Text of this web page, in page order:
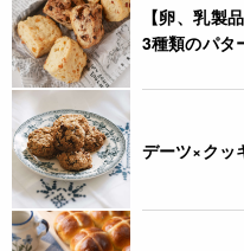
【卵、乳製
3種類のパタ
デーツ×クッ